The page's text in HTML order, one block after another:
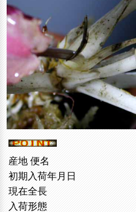
産地 便名
初期入荷年月日
現在全長
入荷形態